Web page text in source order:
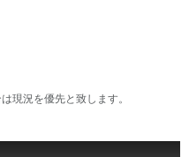
現況を優先と致します。